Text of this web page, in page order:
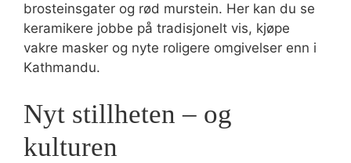
brosteinsgater og rød murstein. Her kan du se
keramikere jobbe på tradisjonelt vis, kjøpe
vakre masker og nyte roligere omgivelser enn i
Kathmandu.
Nyt stillheten – og
kulturen